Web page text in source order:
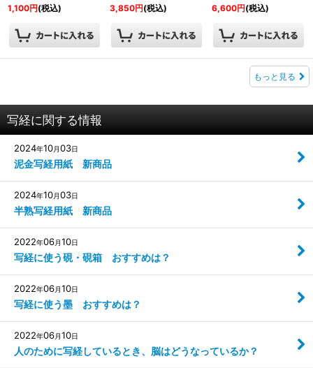
1,100円(税込) 3,850円(税込) 6,600円(税込)
もっと見る
写経に関する情報
2024年10月03日
泥金写経用紙 新商品
2024年10月03日
半熟写経用紙 新商品
2022年06月10日
写経に使う硯・硯箱 おすすめは？
2022年06月10日
写経に使う墨 おすすめは？
2022年06月10日
人のために写経しているとき、脳はどうなっているか？